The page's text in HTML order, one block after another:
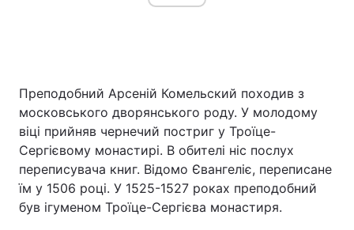
Преподобний Арсеній Комельский походив з
московського дворянського роду. У молодому
віці прийняв чернечий постриг у Троїце-
Сергієвому монастирі. В обителі ніс послух
переписувача книг. Відомо Євангеліє, переписане
їм у 1506 році. У 1525-1527 роках преподобний
був ігуменом Троїце-Сергієва монастиря.